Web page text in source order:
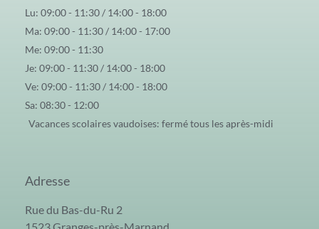
Lu: 09:00 - 11:30 / 14:00 - 18:00
Ma: 09:00 - 11:30 / 14:00 - 17:00
Me: 09:00 - 11:30
Je: 09:00 - 11:30 / 14:00 - 18:00
Ve: 09:00 - 11:30 / 14:00 - 18:00
Sa: 08:30 - 12:00
Vacances scolaires vaudoises: fermé tous les après-midi
Adresse
Rue du Bas-du-Ru 2